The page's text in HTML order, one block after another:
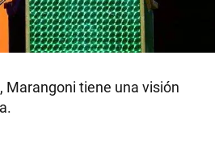
Marangoni tiene una visión